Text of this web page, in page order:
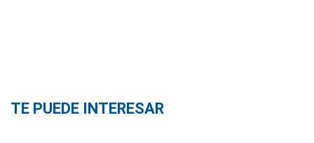
TE PUEDE INTERESAR